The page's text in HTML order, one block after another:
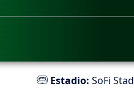
Estadio: SoFi